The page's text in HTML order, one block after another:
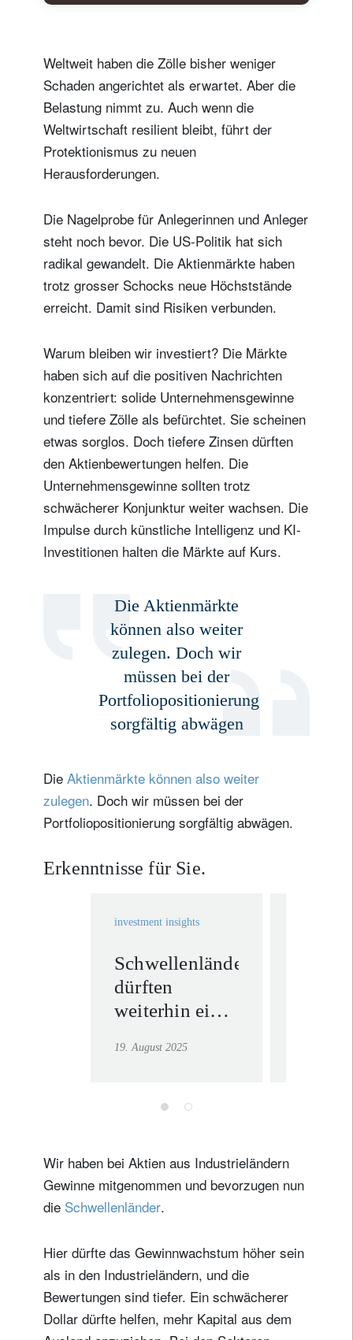
Weltweit haben die Zölle bisher weniger
Schaden angerichtet als erwartet. Aber die
Belastung nimmt zu. Auch wenn die
Weltwirtschaft resilient bleibt, führt der
Protektionismus zu neuen
Herausforderungen.
Die Nagelprobe für Anlegerinnen und Anleger
steht noch bevor. Die US-Politik hat sich
radikal gewandelt. Die Aktienmärkte haben
trotz grosser Schocks neue Höchststände
erreicht. Damit sind Risiken verbunden.
Warum bleiben wir investiert? Die Märkte
haben sich auf die positiven Nachrichten
konzentriert: solide Unternehmensgewinne
und tiefere Zölle als befürchtet. Sie scheinen
etwas sorglos. Doch tiefere Zinsen dürften
den Aktienbewertungen helfen. Die
Unternehmensgewinne sollten trotz
schwächerer Konjunktur weiter wachsen. Die
Impulse durch künstliche Intelligenz und KI-
Investitionen halten die Märkte auf Kurs.
Die Aktienmärkte
können also weiter
zulegen. Doch wir
müssen bei der
Portfoliopositionierung
sorgfältig abwägen
Die Aktienmärkte können also weiter
zulegen. Doch wir müssen bei der
Portfoliopositionierung sorgfältig abwägen.
Erkenntnisse für Sie.
investment insights
Schwellenländer
dürften
weiterhin eine
verzeichnen
19. August 2025
Wir haben bei Aktien aus Industrieländern
Gewinne mitgenommen und bevorzugen nun
die Schwellenländer.
Hier dürfte das Gewinnwachstum höher sein
als in den Industrieländern, und die
Bewertungen sind tiefer. Ein schwächerer
Dollar dürfte helfen, mehr Kapital aus dem
Titel Vorname
Name
Wohnsitzland
Ich bin weder in den USA wohnhaft noch bin ich US-Bürger